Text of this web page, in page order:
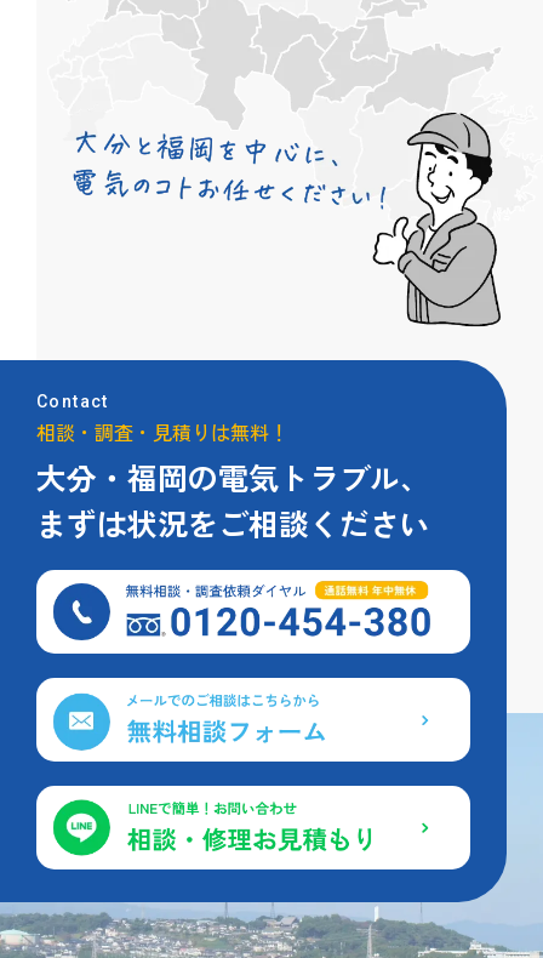
Contact
相談・調査・見積りは無料！
大分・福岡の電気トラブル、
まずは状況をご相談ください